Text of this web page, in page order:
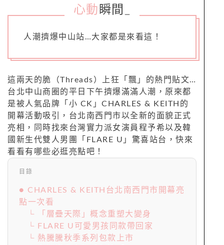
心動 瞬間
人潮擠爆中山站…大家都是來看這！
這兩天的脆（Threads）上狂「飄」的熱門貼文…
台北中山商圈的平日下午擠爆滿滿人潮，原來都
是被人氣品牌「小 CK」CHARLES & KEITH的
開幕活動吸引，台北南西門市以全新的面貌正式
亮相，同時找來台灣實力派女演員程予希以及韓
國新生代雙人男團「FLARE U」驚喜站台，快來
看看有哪些必逛亮點吧！
目錄
● CHARLES & KEITH台北南西門市開幕亮
點一次看
└ 「層疊天際」概念重塑大變身
└ FLARE U可愛男孩同款帶回家
└ 熱騰騰秋季系列包款上市